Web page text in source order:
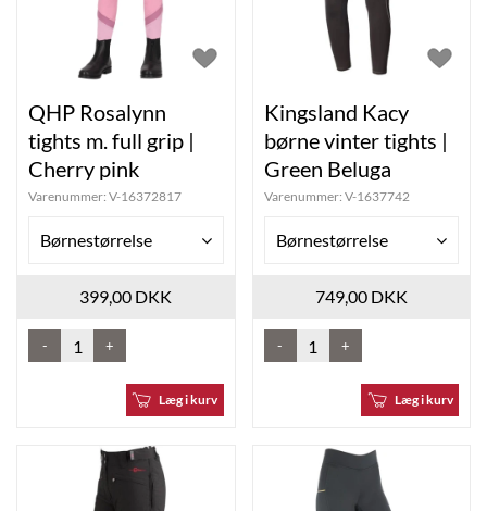
QHP Rosalynn
tights m. full grip |
Cherry pink
Varenummer: V-16372817
Børnestørrelse
399,00 DKK
- +
Læg i kurv
Kingsland Kacy
børne vinter tights |
Green Beluga
Varenummer: V-1637742
Børnestørrelse
749,00 DKK
- +
Læg i kurv